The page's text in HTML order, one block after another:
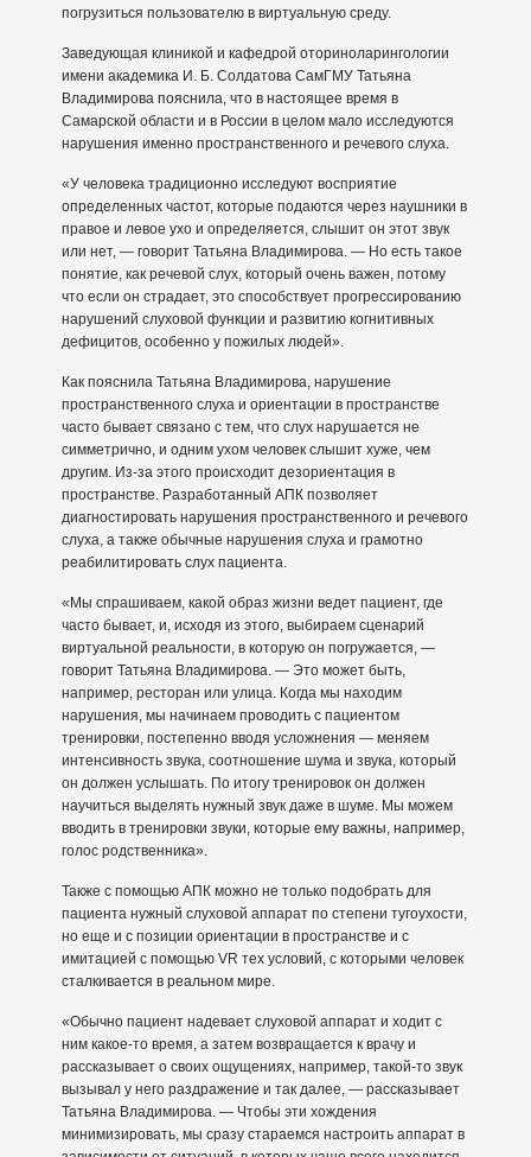
погрузиться пользователю в виртуальную среду.
Заведующая клиникой и кафедрой оториноларингологии
имени академика И. Б. Солдатова СамГМУ Татьяна
Владимирова пояснила, что в настоящее время в
Самарской области и в России в целом мало исследуются
нарушения именно пространственного и речевого слуха.
«У человека традиционно исследуют восприятие
определенных частот, которые подаются через наушники в
правое и левое ухо и определяется, слышит он этот звук
или нет, — говорит Татьяна Владимирова. — Но есть такое
понятие, как речевой слух, который очень важен, потому
что если он страдает, это способствует прогрессированию
нарушений слуховой функции и развитию когнитивных
дефицитов, особенно у пожилых людей».
Как пояснила Татьяна Владимирова, нарушение
пространственного слуха и ориентации в пространстве
часто бывает связано с тем, что слух нарушается не
симметрично, и одним ухом человек слышит хуже, чем
другим. Из-за этого происходит дезориентация в
пространстве. Разработанный АПК позволяет
диагностировать нарушения пространственного и речевого
слуха, а также обычные нарушения слуха и грамотно
реабилитировать слух пациента.
«Мы спрашиваем, какой образ жизни ведет пациент, где
часто бывает, и, исходя из этого, выбираем сценарий
виртуальной реальности, в которую он погружается, —
говорит Татьяна Владимирова. — Это может быть,
например, ресторан или улица. Когда мы находим
нарушения, мы начинаем проводить с пациентом
тренировки, постепенно вводя усложнения — меняем
интенсивность звука, соотношение шума и звука, который
он должен услышать. По итогу тренировок он должен
научиться выделять нужный звук даже в шуме. Мы можем
вводить в тренировки звуки, которые ему важны, например,
голос родственника».
Также с помощью АПК можно не только подобрать для
пациента нужный слуховой аппарат по степени тугоухости,
но еще и с позиции ориентации в пространстве и с
имитацией с помощью VR тех условий, с которыми человек
сталкивается в реальном мире.
«Обычно пациент надевает слуховой аппарат и ходит с
ним какое-то время, а затем возвращается к врачу и
рассказывает о своих ощущениях, например, такой-то звук
вызывал у него раздражение и так далее, — рассказывает
Татьяна Владимирова. — Чтобы эти хождения
минимизировать, мы сразу стараемся настроить аппарат в